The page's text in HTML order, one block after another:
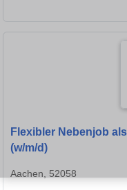
Flexibler Nebenjob
(w/m/d)
Aachen, 52058